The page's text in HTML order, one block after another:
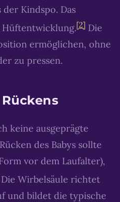
Kindspo. Das
[2] Die
ermöglichen, ohne
zu pressen.
keine ausgeprägte
des Babys sollte
vor dem Laufalter),
Die Wirbelsäule richtet
und bildet die typische